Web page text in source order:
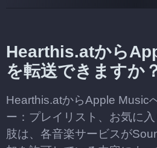
Hearthis.atから
を転送できますか
Hearthis.atからApple Music
ー：プレイリスト、お気に
肢は、各音楽サービスが